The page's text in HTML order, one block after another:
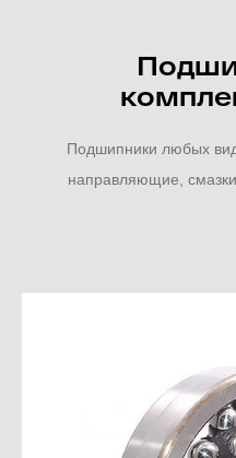
Подшипники любых
направляющие,